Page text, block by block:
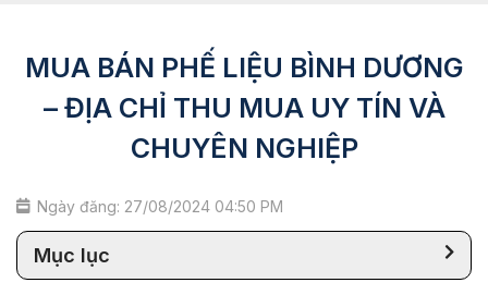
MUA BÁN PHẾ LIỆU BÌNH DƯƠNG
– ĐỊA CHỈ THU MUA UY TÍN VÀ
CHUYÊN NGHIỆP
Ngày đăng: 27/08/2024 04:50 PM
Mục lục